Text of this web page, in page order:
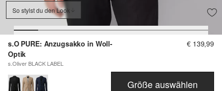
So stylst du den Look
s.O PURE: Anzugsakko in Woll-
Optik
s.Oliver BLACK LABEL
€ 139,99
Größe auswählen